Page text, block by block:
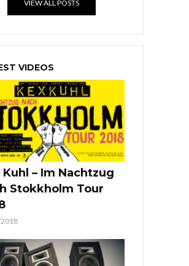
VIEW ALL POSTS
VIDEOS
Kuhl – Im Nachtzug
Stokkholm Tour